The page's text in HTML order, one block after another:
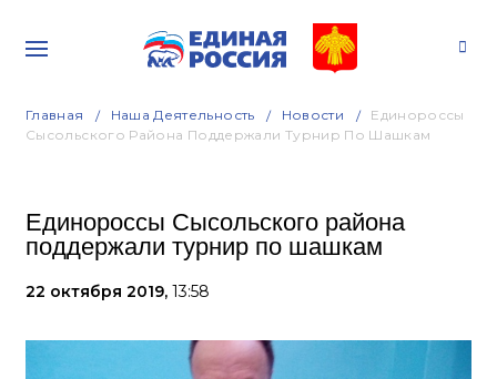
Главная Наша Деятельность Новости
Единороссы
Сысольского Района Поддержали Турнир По Шашкам
Единороссы Сысольского района
поддержали турнир по шашкам
22 октября 2019, 13:58